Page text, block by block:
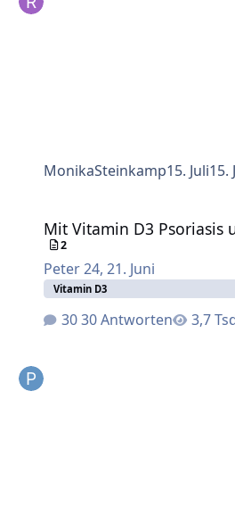
MonikaSteinkamp15. Juli15.
Mit Vitamin D3 Psoriasis
2
Peter 24, 21. Juni
Vitamin D3
30 Antworten